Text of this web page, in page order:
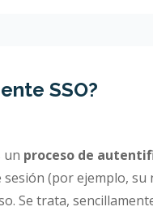
SSO?
un proceso de
sesión (por ejemplo,
Se trata,